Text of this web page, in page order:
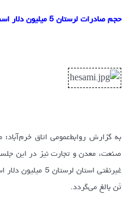
حجم صادرات لرستان 5 میلیون دلار است
به گزارش روابط‌عمومی اتاق
صنعت، معدن و تجارت نیز در این
تُن بالغ می‌گردد.